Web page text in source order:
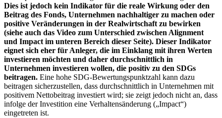
Dies ist jedoch kein Indikator für die reale Wirkung oder den
Beitrag des Fonds, Unternehmen nachhaltiger zu machen oder
positive Veränderungen in der Realwirtschaft zu bewirken
(siehe auch das Video zum Unterschied zwischen Alignment
und Impact im unteren Bereich dieser Seite). Dieser Indikator
eignet sich eher für Anleger, die im Einklang mit ihren Werten
investieren möchten und daher durchschnittlich in
Unternehmen investieren wollen, die positiv zu den SDGs
beitragen. Eine hohe SDG-Bewertungspunktzahl kann dazu
beitragen sicherzustellen, dass durchschnittlich in Unternehmen mit
positivem Nettobeitrag investiert wird; sie zeigt jedoch nicht an, dass
infolge der Investition eine Verhaltensänderung („Impact“)
eingetreten ist.